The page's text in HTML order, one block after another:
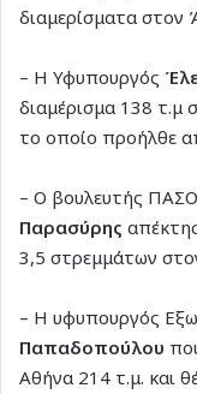
διαμερίσματα στον
– Η Υφυπουργός
διαμέρισμα 138 τ.μ
το οποίο προήλθε
– Ο βουλευτής
Παρασύρης
3,5 στρεμμάτων
– Η υφυπουργός
Παπαδοπούλου
Αθήνα 214 τ.μ. και